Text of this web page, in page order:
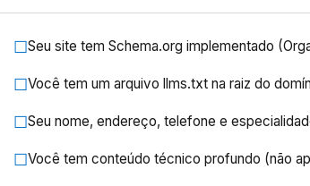
☐Seu site tem Schema.org implementado
☐Você tem um arquivo llms.txt na raiz do
☐Seu nome, endereço, telefone e
☐Você tem conteúdo técnico profundo (não